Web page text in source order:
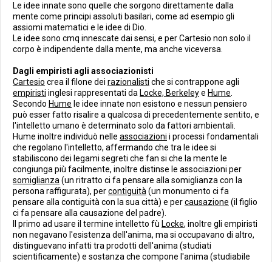
Le idee innate sono quelle che sorgono direttamente dalla
mente come principi assoluti basilari, come ad esempio gli
assiomi matematici e le idee di Dio.
Le idee sono cmq innescate dai sensi, e per Cartesio non solo il
corpo è indipendente dalla mente, ma anche viceversa.
Dagli empiristi agli associazionisti
Cartesio crea il filone dei razionalisti che si contrappone agli
empiristi inglesi rappresentati da Locke, Berkeleye Hume
Secondo Hume le idee innate non esistono e nessun pensiero
può esser fatto risalire a qualcosa di precedentemente sentito, e
l'intelletto umano è determinato solo da fattori ambientali.
Hume inoltre individuò nelle associazioni i processi fondamentali
che regolano l'intelletto, affermando che tra le idee si
stabiliscono dei legami segreti che fan si che la mente le
congiunga più facilmente, inoltre distinse le associazioni per
somiglianza (un ritratto ci fa pensare alla somiglianza con la
persona raffigurata), percontiguità (un monumento ci fa
pensare alla contiguità con la sua città) e percausazione (il figlio
ci fa pensare alla causazione del padre).
Il primo ad usare il termine intelletto fù Locke, inoltre gli empiristi
non negavano l'esistenza dell'anima, ma si occupavano di altro,
distinguevano infatti tra prodotti dell'anima (studiati
scientificamente) e sostanza che compone l'anima (studiabile